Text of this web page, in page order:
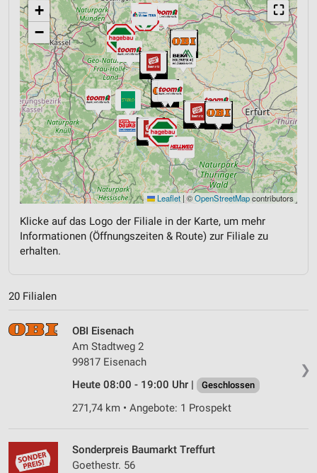
⛶
+
−
Leaflet | ©OpenStreetMapcontributors
Klicke auf das Logo der Filiale in der Karte, um mehr
Informationen (Öffnungszeiten & Route) zur Filiale zu
erhalten.
20 Filialen
❯
OBI Eisenach
Am Stadtweg 2
99817 Eisenach
Heute 08:00 - 19:00 Uhr |
Geschlossen
271,74 km • Angebote: 1 Prospekt
Sonderpreis Baumarkt Treffurt
Goethestr. 56